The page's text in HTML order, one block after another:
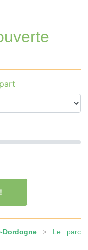
> Le parc